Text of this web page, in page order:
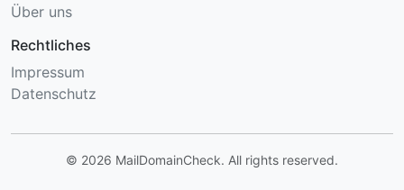
Über uns
Rechtliches
Impressum
Datenschutz
© 2026 MailDomainCheck. All rights reserved.